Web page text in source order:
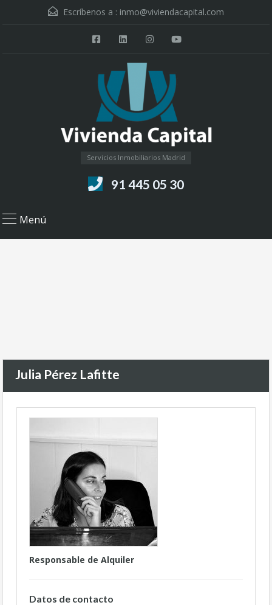
Escríbenos a : inmo@viviendacapital.com
Servicios Inmobiliarios Madrid
91 445 05 30
Menú
Julia Pérez Lafitte
Responsable de Alquiler
Datos de contacto